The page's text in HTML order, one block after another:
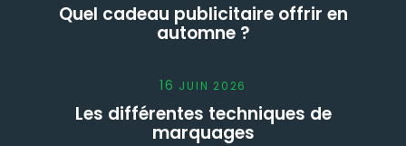
Quel cadeau publicitaire offrir en
automne ?
16 JUIN 2026
Les différentes techniques de
marquages